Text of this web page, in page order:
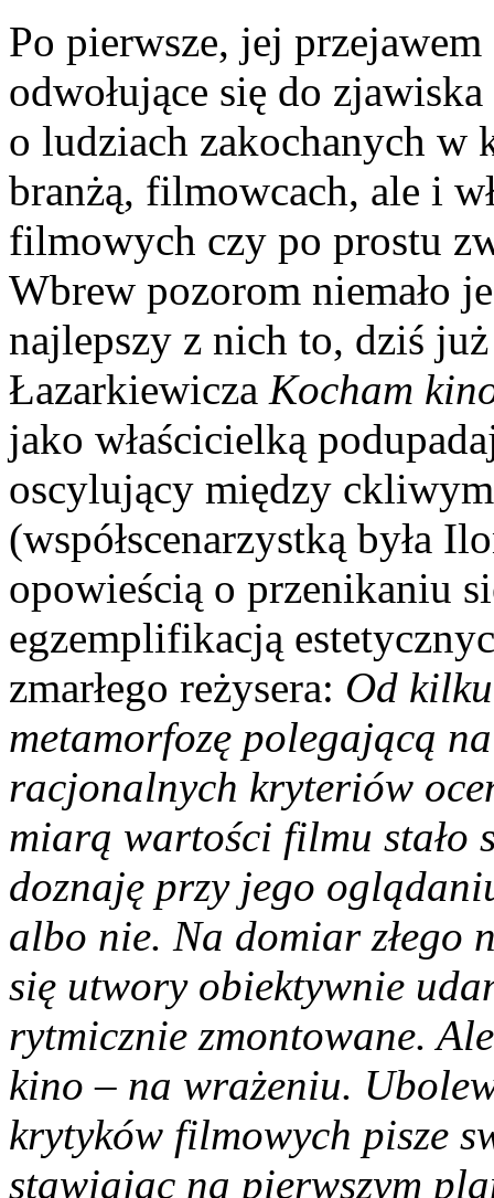
Po pierwsze, jej
odwołujące się do
o ludziach zakochanych
branżą, filmowcach, ale i
filmowych czy po prostu
Wbrew pozorom niemało
najlepszy z nich to, dziś
Łazarkiewicza Kocham
jako właścicielką
oscylujący między
(współscenarzystką była
opowieścią o przenikaniu
egzemplifikacją
zmarłego reżysera: Od
metamorfozę polegającą
racjonalnych kryteriów
miarą wartości filmu stało
doznaję przy jego
albo nie. Na domiar złego
się utwory obiektywnie
rytmicznie zmontowane.
kino – na wrażeniu.
krytyków filmowych pisze
stawiając na pierwszym